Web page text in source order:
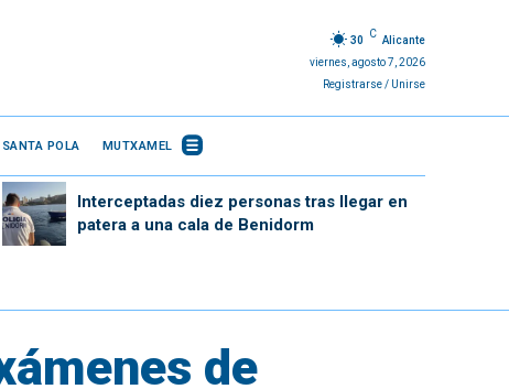
30
C
Alicante
viernes, agosto 7, 2026
Registrarse / Unirse
SANTA POLA MUTXAMEL
Interceptadas diez personas tras llegar en
patera a una cala de Benidorm
de